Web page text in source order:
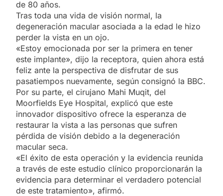
de 80 años.
Tras toda una vida de visión normal, la
degeneración macular asociada a la edad le hizo
perder la vista en un ojo.
«Estoy emocionada por ser la primera en tener
este implante», dijo la receptora, quien ahora está
feliz ante la perspectiva de disfrutar de sus
pasatiempos nuevamente, según consignó la BBC.
Por su parte, el cirujano Mahi Muqit, del
Moorfields Eye Hospital, explicó que este
innovador dispositivo ofrece la esperanza de
restaurar la vista a las personas que sufren
pérdida de visión debido a la degeneración
macular seca.
«El éxito de esta operación y la evidencia reunida
a través de este estudio clínico proporcionarán la
evidencia para determinar el verdadero potencial
de este tratamiento», afirmó.